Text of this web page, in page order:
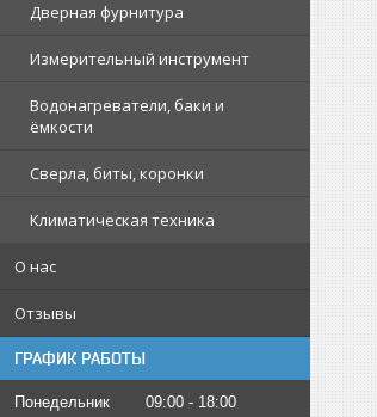
Дверная фурнитура
Измерительный инструмент
Водонагреватели, баки и
ёмкости
Сверла, биты, коронки
Климатическая техника
О нас
Отзывы
ГРАФИК РАБОТЫ
Понедельник 09:00
18:00